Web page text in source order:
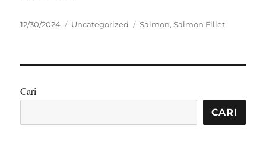
Posted
12/30/2024 Categories
Uncategorized Tags
Salmon,Salmon Fillet
Cari
CARI